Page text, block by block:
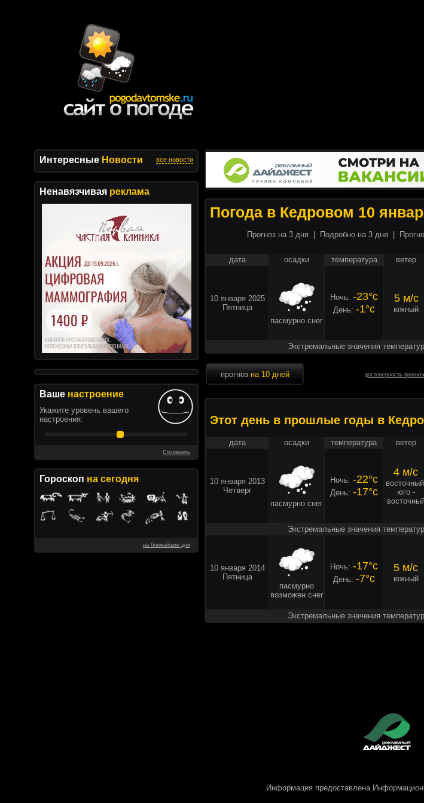
Интересные Новости все новости
Ненавязчивая реклама
Ваше настроение
Укажите уровень вашего
настроения:
Сохранить
Гороскоп на сегодня
на ближайшие дни
Погода в Кедровом 10
Прогноз на 3 дня Подробно на 3 дня
дата осадки температура ветер
10 января 2025
Пятница
пасмурно снег
Ночь: -23°c
День: -1°c
5 м/c
южный
Экстремальные значения
прогноз на 10 дней достоверность
Этот день в прошлые годы в
дата осадки температура ветер
10 января 2013
Четверг
пасмурно снег
Ночь: -22°c
День: -17°c
4 м/c
юго -
Экстремальные значения
10 января 2014
Пятница
пасмурно
возможен снег
Ночь: -17°c
День: -7°c
5 м/c
южный
Экстремальные значения
Информация предоставлена